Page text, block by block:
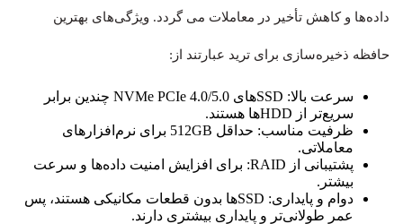
داده‌ها و کاهش تأخیر در معاملات می‌ گردد. ویژگی‌های بهترین
حافظه ذخیره‌سازی برای ترید عبارتند از:
سرعت بالا: SSD‌های NVMe PCIe 4.0/5.0 چندین برابر
سریع‌تر از HDD‌ها هستند.
ظرفیت مناسب: حداقل 512GB برای نرم‌افزارهای
معاملاتی.
پشتیبانی از RAID: برای افزایش امنیت داده‌ها و سرعت
بیشتر.
دوام و پایداری: SSD‌ها بدون قطعات مکانیکی هستند، پس
عمر طولانی‌تر و پایداری بیشتری دارند.